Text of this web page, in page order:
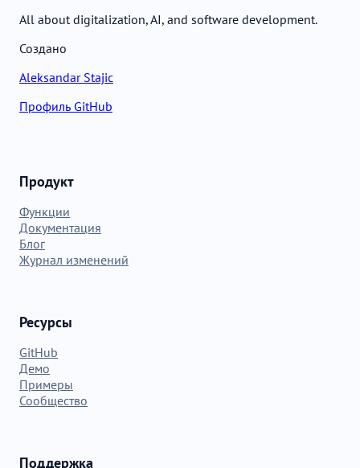
All about digitalization, AI, and software development.
Создано
Aleksandar Stajic
Профиль GitHub
Продукт
Функции
Документация
Блог
Журнал изменений
Ресурсы
GitHub
Демо
Примеры
Сообщество
Поддержка